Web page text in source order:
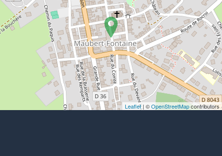
Leaflet| ©OpenStreetMapcontributors